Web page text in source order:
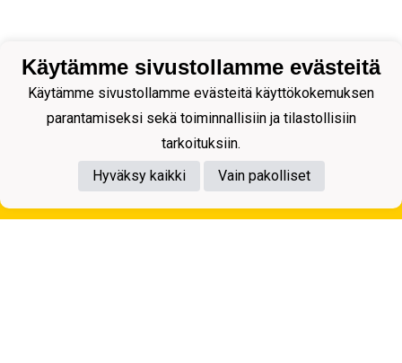
Tietosuojaseloste
Käytämme sivustollamme evästeitä
Käytämme sivustollamme evästeitä käyttökokemuksen
parantamiseksi sekä toiminnallisiin ja tilastollisiin
tarkoituksiin.
Hyväksy kaikki
Vain pakolliset